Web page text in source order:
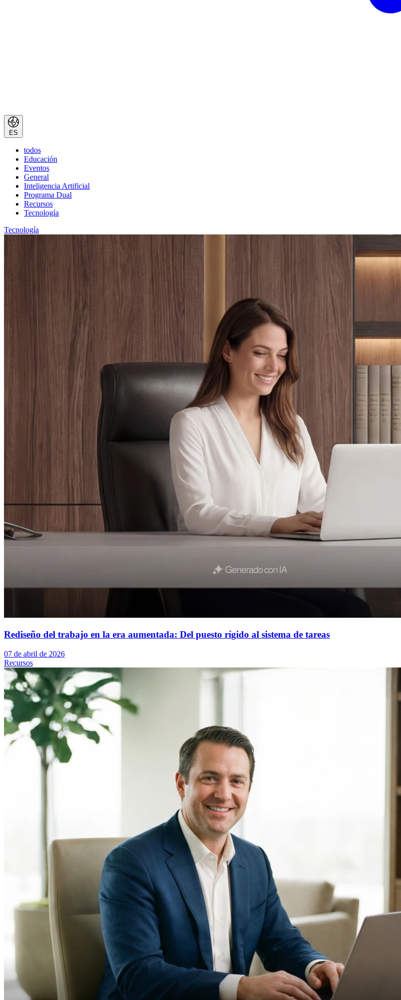
ES
todos
Educación
Eventos
General
Inteligencia Artificial
Programa Dual
Recursos
Tecnología
Tecnología
Rediseño del trabajo en la era aumentada: Del puesto rígido al sistema de tareas
07 de abril de 2026
Recursos